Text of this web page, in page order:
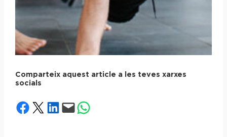
Comparteix aquest article a les teves xarxes
socials
Share on Facebook
Share on X Share on LinkedIn
Email this PageShare on WhatsApp